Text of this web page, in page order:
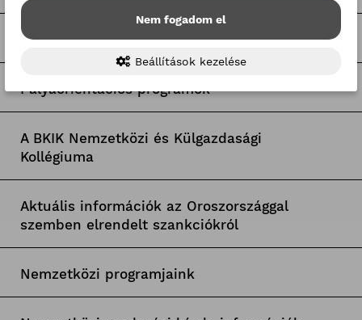
Egyetemi együttműködések
Pályaorientációs programok
A BKIK Nemzetközi és Külgazdasági
Kollégiuma
Aktuális információk az Oroszországgal
szemben elrendelt szankciókról
Nemzetközi programjaink
Nem fogadom el
Beállítások kezelése